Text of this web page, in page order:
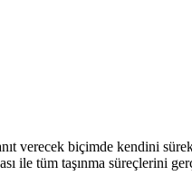
verecek biçimde kendini
ile tüm taşınma süreçlerini